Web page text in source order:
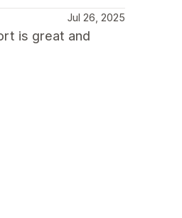
Jul 26, 2025
is great and